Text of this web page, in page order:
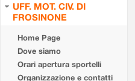
UFF. MOT. CIV. DI
FROSINONE
Home Page
Dove siamo
Orari apertura sportelli
Organizzazione e contatti